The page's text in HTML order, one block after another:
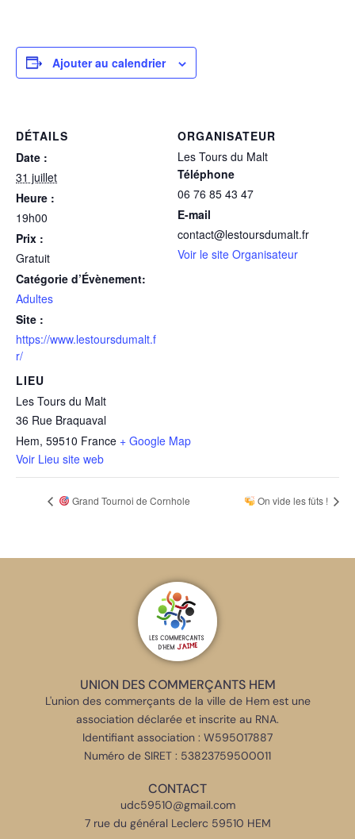
Ajouter au calendrier
DÉTAILS
Date :
31 juillet
Heure :
19h00
Prix :
Gratuit
Catégorie d’Évènement:
Adultes
Site :
https://www.lestoursdumalt.f
r/
LIEU
Les Tours du Malt
36 Rue Braquaval
Hem, 59510 France + Google Map
Voir Lieu site web
ORGANISATEUR
Les Tours du Malt
Téléphone
06 76 85 43 47
E-mail
contact@lestoursdumalt.fr
Voir le site Organisateur
Grand Tournoi de Cornhole On vide les fûts !
UNION DES COMMERÇANTS HEM
L'union des commerçants de la ville de Hem est une
association déclarée et inscrite au RNA.
Identifiant association : W595017887
Numéro de SIRET : 53823759500011
CONTACT
udc59510@gmail.com
7 rue du général Leclerc 59510 HEM